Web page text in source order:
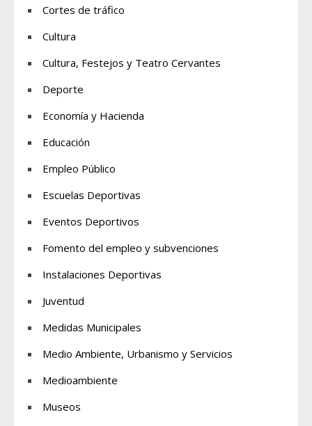
Cortes de tráfico
Cultura
Cultura, Festejos y Teatro Cervantes
Deporte
Economía y Hacienda
Educación
Empleo Público
Escuelas Deportivas
Eventos Deportivos
Fomento del empleo y subvenciones
Instalaciones Deportivas
Juventud
Medidas Municipales
Medio Ambiente, Urbanismo y Servicios
Medioambiente
Museos